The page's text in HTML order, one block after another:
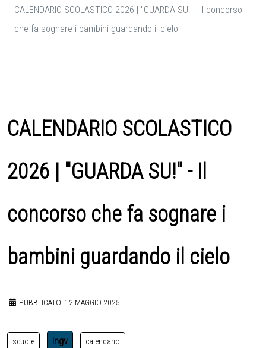
CALENDARIO SCOLASTICO 2026 | "GUARDA SU!" - Il concorso
che fa sognare i bambini guardando il cielo
CALENDARIO SCOLASTICO
2026 | "GUARDA SU!" - Il
concorso che fa sognare i
bambini guardando il cielo
PUBBLICATO: 12 MAGGIO 2025
scuole ingv calendario